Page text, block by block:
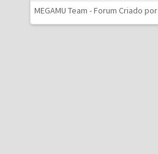
MEGAMU Team - Forum Criado por